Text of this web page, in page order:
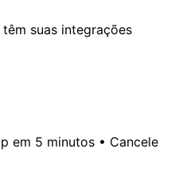
suas integrações
em 5 minutos • Cancele